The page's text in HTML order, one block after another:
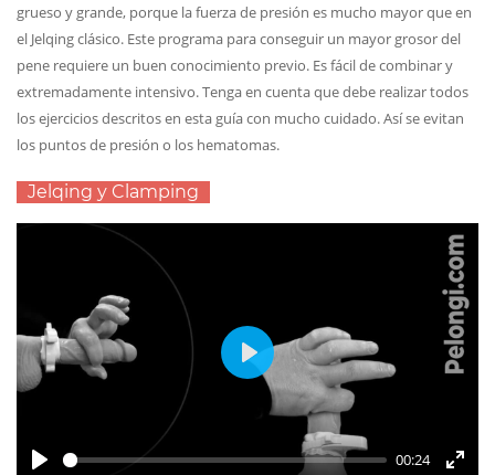
grueso y grande, porque la fuerza de presión es mucho mayor que en
el Jelqing clásico. Este programa para conseguir un mayor grosor del
pene requiere un buen conocimiento previo. Es fácil de combinar y
extremadamente intensivo. Tenga en cuenta que debe realizar todos
los ejercicios descritos en esta guía con mucho cuidado. Así se evitan
los puntos de presión o los hematomas.
Jelqing y Clamping
00:24
Play